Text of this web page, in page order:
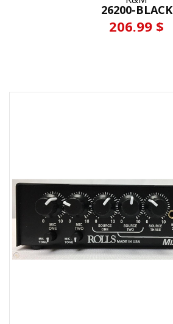
26200-BLACK
206.99 $